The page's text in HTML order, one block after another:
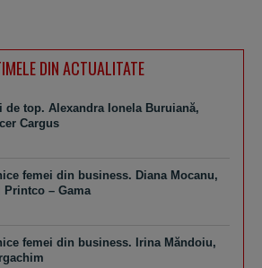
DIN ACTUALITATE
de top. Alexandra Ionela Buruiană,
Cargus
femei din business. Diana Mocanu,
Printco – Gama
femei din business. Irina Măndoiu,